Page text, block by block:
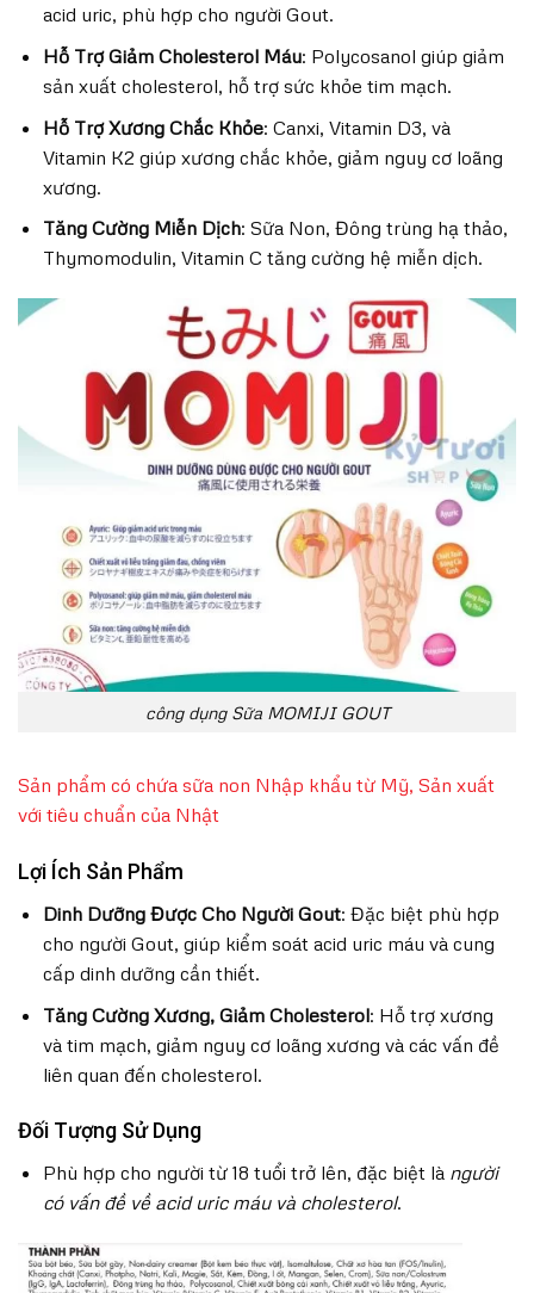
acid uric, phù hợp cho người Gout.
Hỗ Trợ Giảm Cholesterol Máu: Polycosanol giúp giảm
sản xuất cholesterol, hỗ trợ sức khỏe tim mạch.
Hỗ Trợ Xương Chắc Khỏe: Canxi, Vitamin D3, và
Vitamin K2 giúp xương chắc khỏe, giảm nguy cơ loãng
xương.
Tăng Cường Miễn Dịch: Sữa Non, Đông trùng hạ thảo,
Thymomodulin, Vitamin C tăng cường hệ miễn dịch.
công dụng Sữa MOMIJI GOUT
Sản phẩm có chứa sữa non Nhập khẩu từ Mỹ, Sản xuất
với tiêu chuẩn của Nhật
Lợi Ích Sản Phẩm
Dinh Dưỡng Được Cho Người Gout: Đặc biệt phù hợp
cho người Gout, giúp kiểm soát acid uric máu và cung
cấp dinh dưỡng cần thiết.
Tăng Cường Xương, Giảm Cholesterol: Hỗ trợ xương
và tim mạch, giảm nguy cơ loãng xương và các vấn đề
liên quan đến cholesterol.
Đối Tượng Sử Dụng
Phù hợp cho người từ 18 tuổi trở lên, đặc biệt là người
có vấn đề về acid uric máu và cholesterol.